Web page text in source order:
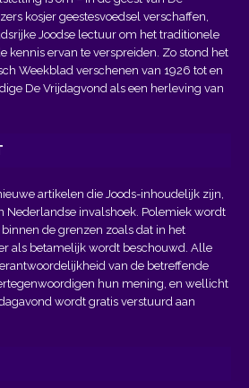
kosjer geestesvoedsel verschaffen,
Joodse lectuur om het traditionele
kennis ervan te verspreiden. Zo stond het
Weekblad verschenen van 1926 tot en
De Vrijdagvond als een herleving van
artikelen die Joods-inhoudelijk zijn,
Nederlandse invalshoek. Polemiek wordt
de grenzen zoals dat in het
als betamelijk wordt beschouwd. Alle
van de betreffende
hun mening, en wellicht
wordt gratis verstuurd aan